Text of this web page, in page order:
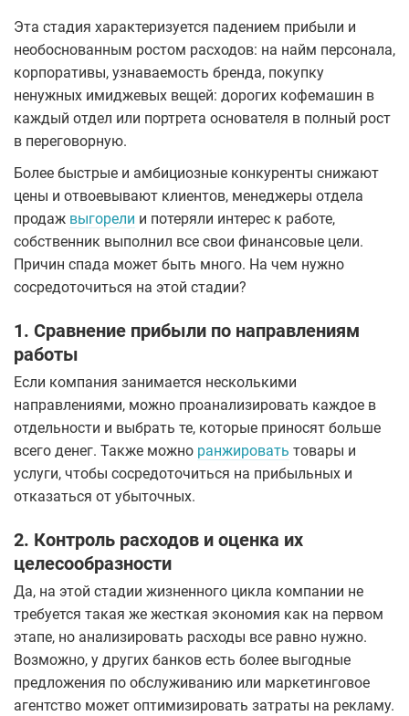
Эта стадия характеризуется падением прибыли и
необоснованным ростом расходов: на найм персонала,
корпоративы, узнаваемость бренда, покупку
ненужных имиджевых вещей: дорогих кофемашин в
каждый отдел или портрета основателя в полный рост
в переговорную.
Более быстрые и амбициозные конкуренты снижают
цены и отвоевывают клиентов, менеджеры отдела
продаж выгорели и потеряли интерес к работе,
собственник выполнил все свои финансовые цели.
Причин спада может быть много. На чем нужно
сосредоточиться на этой стадии?
1. Сравнение прибыли по направлениям
работы
Если компания занимается несколькими
направлениями, можно проанализировать каждое в
отдельности и выбрать те, которые приносят больше
всего денег. Также можно ранжировать товары и
услуги, чтобы сосредоточиться на прибыльных и
отказаться от убыточных.
2. Контроль расходов и оценка их
целесообразности
Да, на этой стадии жизненного цикла компании не
требуется такая же жесткая экономия как на первом
этапе, но анализировать расходы все равно нужно.
Возможно, у других банков есть более выгодные
предложения по обслуживанию или маркетинговое
агентство может оптимизировать затраты на рекламу.